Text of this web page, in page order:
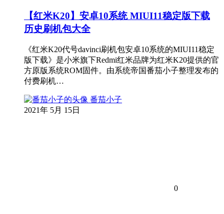
【红米K20】安卓10系统 MIUI11稳定版下载
历史刷机包大全
《红米K20代号davinci刷机包安卓10系统的MIUI11稳定
版下载》是小米旗下Redmi红米品牌为红米K20提供的官
方原版系统ROM固件。由系统帝国番茄小子整理发布的
付费刷机…
番茄小子
2021年 5月 15日
0